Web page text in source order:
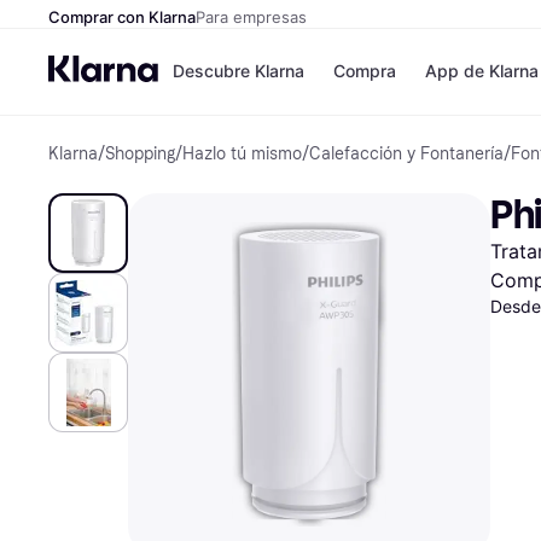
Comprar con KlarnaPara empresas
Descubre Klarna
Formas de
Paga ahora
Paga en 3 plazos
Paga en 30 días
Financiación
Klarna en Apple
Compra
Tiendas
Zalando
JD Sports
App de Klarna
Klarna/Shopping/Hazlo tú mismo/Calefacción y Fontanería/